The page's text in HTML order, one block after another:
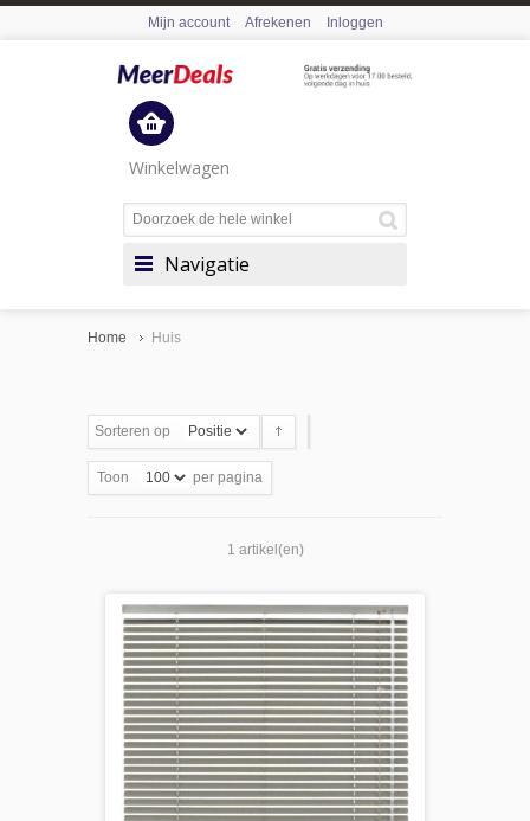
Mijn account Afrekenen Inloggen
Winkelwagen
Navigatie
Home Huis
Sorteren op
Toon per pagina
1 artikel(en)